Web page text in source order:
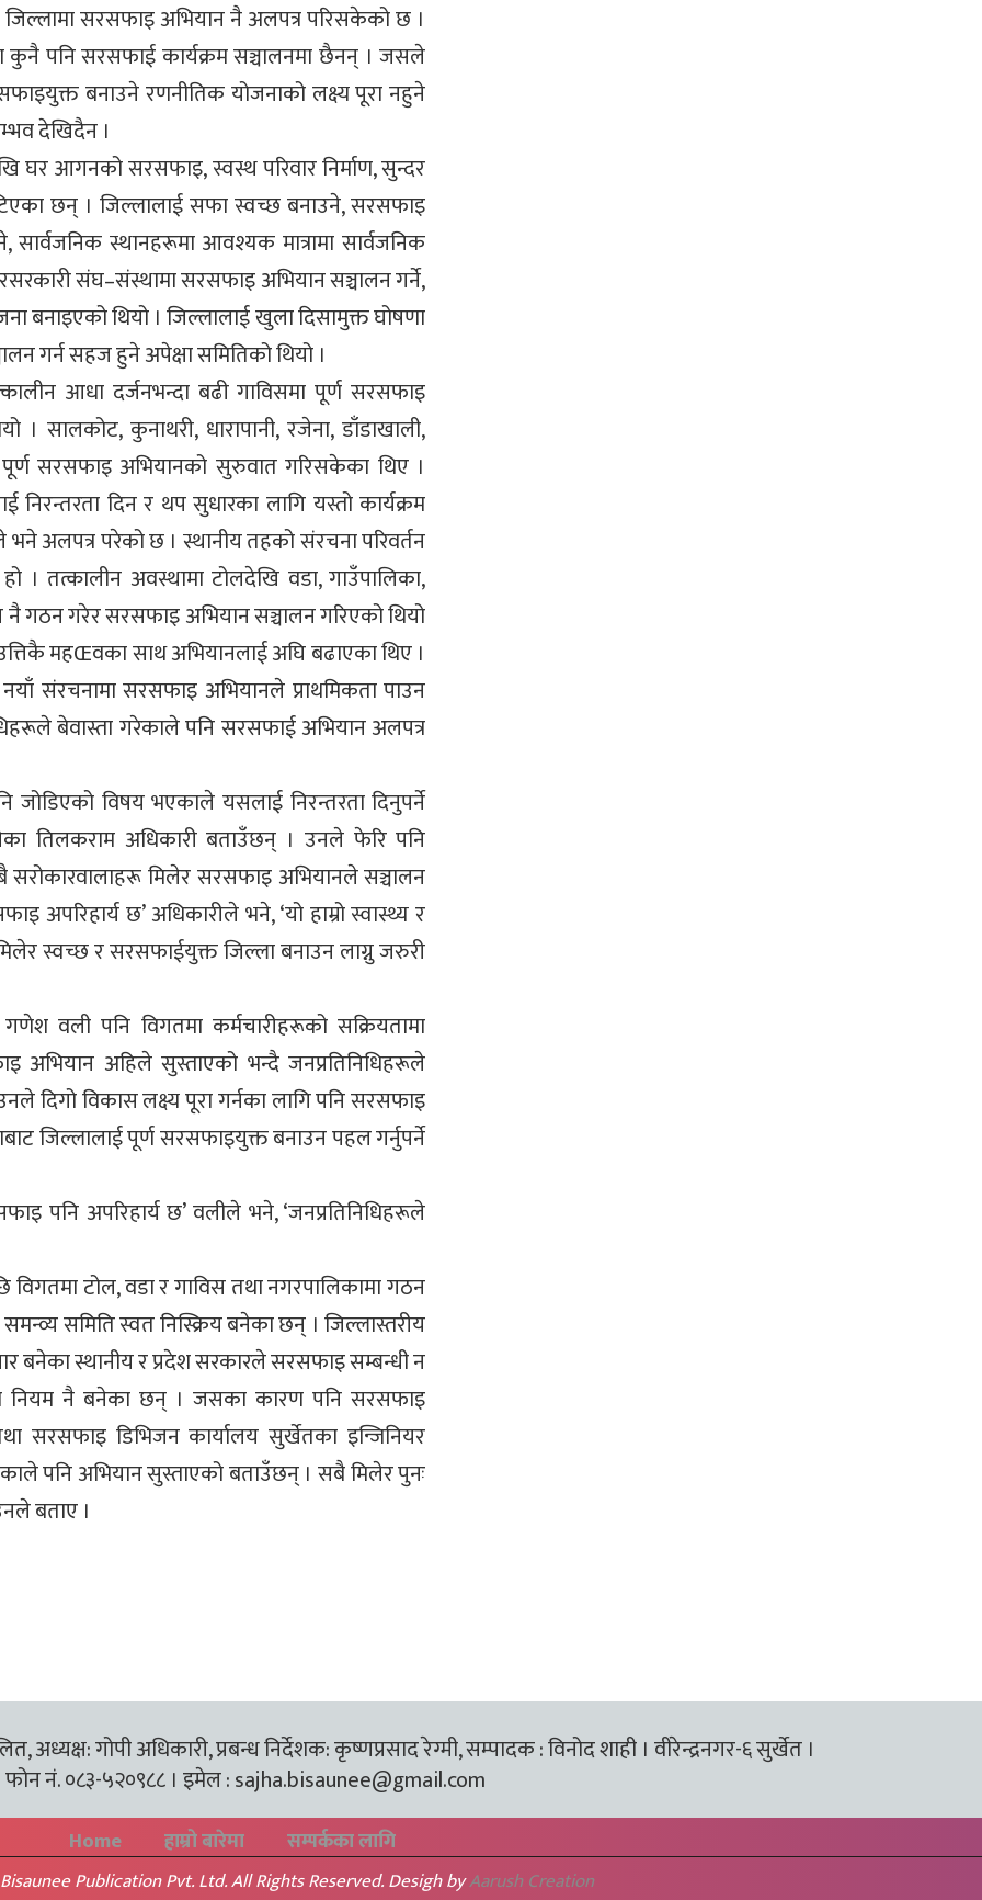
जिल्लामा सरसफाइ अभियान नै अलपत्र परिसकेको छ ।
कुनै पनि सरसफाई कार्यक्रम सञ्चालनमा छैनन् । जसले
बनाउने रणनीतिक योजनाको लक्ष्य पूरा नहुने
देखिदैन ।
घर आगनको सरसफाइ, स्वस्थ परिवार निर्माण, सुन्दर
छन् । जिल्लालाई सफा स्वच्छ बनाउने, सरसफाइ
सार्वजनिक स्थानहरूमा आवश्यक मात्रामा सार्वजनिक
संघ–संस्थामा सरसफाइ अभियान सञ्चालन गर्ने,
बनाइएको थियो । जिल्लालाई खुला दिसामुक्त घोषणा
गर्न सहज हुने अपेक्षा समितिको थियो ।
आधा दर्जनभन्दा बढी गाविसमा पूर्ण सरसफाइ
सालकोट, कुनाथरी, धारापानी, रजेना, डाँडाखाली,
सरसफाइ अभियानको सुरुवात गरिसकेका थिए ।
दिन र थप सुधारका लागि यस्तो कार्यक्रम
अलपत्र परेको छ । स्थानीय तहको संरचना परिवर्तन
तत्कालीन अवस्थामा टोलदेखि वडा, गाउँपालिका,
नै गठन गरेर सरसफाइ अभियान सञ्चालन गरिएको थियो
महŒवका साथ अभियानलाई अघि बढाएका थिए ।
संरचनामा सरसफाइ अभियानले प्राथमिकता पाउन
बेवास्ता गरेकाले पनि सरसफाई अभियान अलपत्र
जोडिएको विषय भएकाले यसलाई निरन्तरता दिनुपर्ने
तिलकराम अधिकारी बताउँछन् । उनले फेरि पनि
सरोकारवालाहरू मिलेर सरसफाइ अभियानले सञ्चालन
अपरिहार्य छ’ अधिकारीले भने, ‘यो हाम्रो स्वास्थ्य र
स्वच्छ र सरसफाईयुक्त जिल्ला बनाउन लाग्नु जरुरी
वली पनि विगतमा कर्मचारीहरूको सक्रियतामा
अभियान अहिले सुस्ताएको भन्दै जनप्रतिनिधिहरूले
दिगो विकास लक्ष्य पूरा गर्नका लागि पनि सरसफाइ
जिल्लालाई पूर्ण सरसफाइयुक्त बनाउन पहल गर्नुपर्ने
पनि अपरिहार्य छ’ वलीले भने, ‘जनप्रतिनिधिहरूले
टोल, वडा र गाविस तथा नगरपालिकामा गठन
समिति स्वत निस्क्रिय बनेका छन् । जिल्लास्तरीय
बनेका स्थानीय र प्रदेश सरकारले सरसफाइ सम्बन्धी न
नियम नै बनेका छन् । जसका कारण पनि सरसफाइ
सरसफाइ डिभिजन कार्यालय सुर्खेतका इन्जिनियर
पनि अभियान सुस्ताएको बताउँछन् । सबै मिलेर पुनः
बताए ।
अध्यक्ष: गोपी अधिकारी, प्रबन्ध निर्देशक: कृष्णप्रसाद रेग्मी, सम्पादक : विनोद शाही । वीरेन्द्रनगर-६ सुर्खेत ।
फोन नं. ०८३-५२०९८८ । इमेल :sajha.bisaunee@gmail.com
Home हाम्रो बारेमा सम्पर्कका लागि
Publication Pvt. Ltd. All Rights Reserved. Desigh byAarush Creation